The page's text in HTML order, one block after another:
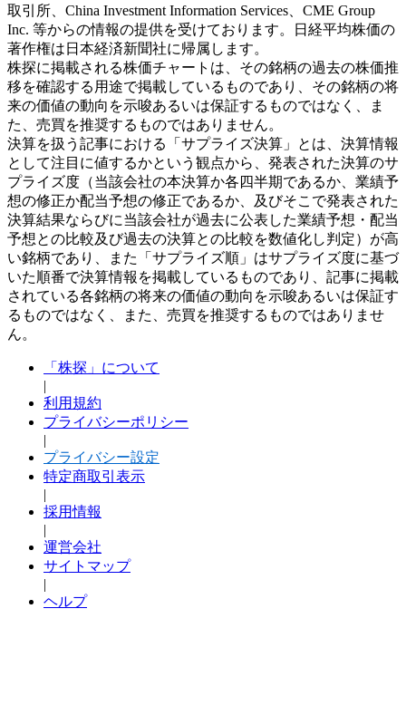
取引所、China Investment Information Services、CME Group
Inc. 等からの情報の提供を受けております。日経平均株価の
著作権は日本経済新聞社に帰属します。
株探に掲載される株価チャートは、その銘柄の過去の株価推
移を確認する用途で掲載しているものであり、その銘柄の将
来の価値の動向を示唆あるいは保証するものではなく、ま
た、売買を推奨するものではありません。
決算を扱う記事における「サプライズ決算」とは、決算情報
として注目に値するかという観点から、発表された決算のサ
プライズ度（当該会社の本決算か各四半期であるか、業績予
想の修正か配当予想の修正であるか、及びそこで発表された
決算結果ならびに当該会社が過去に公表した業績予想・配当
予想との比較及び過去の決算との比較を数値化し判定）が高
い銘柄であり、また「サプライズ順」はサプライズ度に基づ
いた順番で決算情報を掲載しているものであり、記事に掲載
されている各銘柄の将来の価値の動向を示唆あるいは保証す
るものではなく、また、売買を推奨するものではありませ
ん。
「株探」について
|
利用規約
プライバシーポリシー
|
プライバシー設定
特定商取引表示
|
採用情報
|
運営会社
サイトマップ
|
ヘルプ